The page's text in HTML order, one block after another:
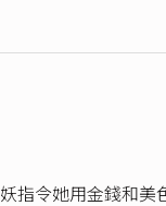
令她用金錢和